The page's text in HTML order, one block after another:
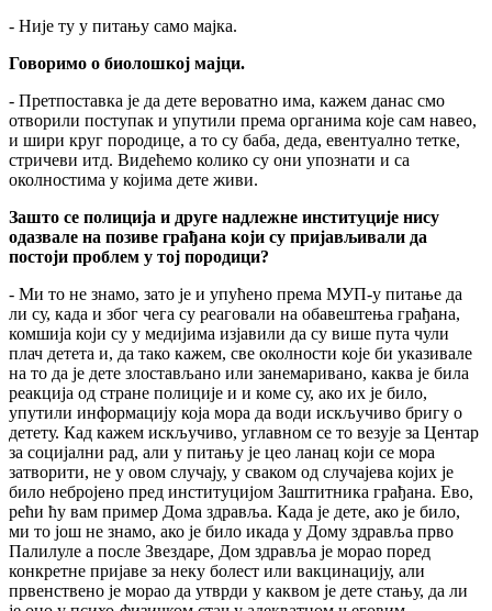
- Није ту у питању само мајка.
Говоримо о биолошкој мајци.
- Претпоставка је да дете вероватно има, кажем данас смо
отворили поступак и упутили према органима које сам навео,
и шири круг породице, а то су баба, деда, евентуално тетке,
стричеви итд. Видећемо колико су они упознати и са
околностима у којима дете живи.
Зашто се полиција и друге надлежне институције нису
одазвале на позиве грађана који су пријављивали да
постоји проблем у тој породици?
- Ми то не знамо, зато је и упућено према МУП-у питање да
ли су, када и због чега су реаговали на обавештења грађана,
комшија који су у медијима изјавили да су више пута чули
плач детета и, да тако кажем, све околности које би указивале
на то да је дете злостављано или занемаривано, каква је била
реакција од стране полиције и и коме су, ако их је било,
упутили информацију која мора да води искључиво бригу о
детету. Кад кажем искључиво, углавном се то везује за Центар
за социјални рад, али у питању је цео ланац који се мора
затворити, не у овом случају, у сваком од случајева којих је
било небројено пред институцијом Заштитника грађана. Ево,
рећи ћу вам пример Дома здравља. Када је дете, ако је било,
ми то још не знамо, ако је било икада у Дому здравља прво
Палилуле а после Звездаре, Дом здравља је морао поред
конкретне пријаве за неку болест или вакцинацију, али
првенствено је морао да утврди у каквом је дете стању, да ли